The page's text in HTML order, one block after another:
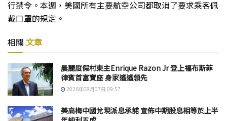
行禁令。本週，美國所有主要航空公司都取消了要求乘客佩
戴口罩的規定。
相關 文章
晨麗度假村東主Enrique Razon Jr 登上福布斯菲
律賓首富寶座 身家遙遙領先
2026年08月07日 09:57
美高梅中國兌現派息承諾 宣佈中期股息相等於上半